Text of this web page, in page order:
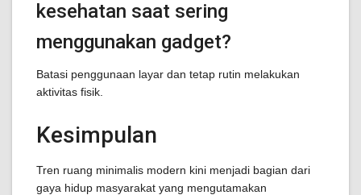
kesehatan saat sering
menggunakan gadget?
Batasi penggunaan layar dan tetap rutin melakukan
aktivitas fisik.
Kesimpulan
Tren ruang minimalis modern kini menjadi bagian dari
gaya hidup masyarakat yang mengutamakan